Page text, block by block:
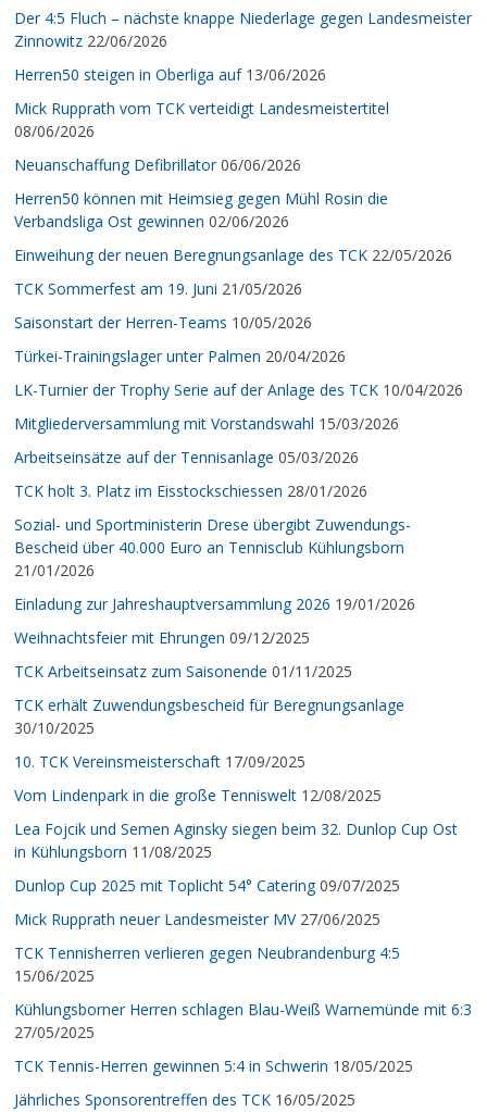
Der 4:5 Fluch – nächste knappe Niederlage gegen Landesmeister
Zinnowitz 22/06/2026
Herren50 steigen in Oberliga auf 13/06/2026
Mick Rupprath vom TCK verteidigt Landesmeistertitel
08/06/2026
Neuanschaffung Defibrillator 06/06/2026
Herren50 können mit Heimsieg gegen Mühl Rosin die
Verbandsliga Ost gewinnen 02/06/2026
Einweihung der neuen Beregnungsanlage des TCK 22/05/2026
TCK Sommerfest am 19. Juni 21/05/2026
Saisonstart der Herren-Teams 10/05/2026
Türkei-Trainingslager unter Palmen 20/04/2026
LK-Turnier der Trophy Serie auf der Anlage des TCK 10/04/2026
Mitgliederversammlung mit Vorstandswahl 15/03/2026
Arbeitseinsätze auf der Tennisanlage 05/03/2026
TCK holt 3. Platz im Eisstockschiessen 28/01/2026
Sozial- und Sportministerin Drese übergibt Zuwendungs-
Bescheid über 40.000 Euro an Tennisclub Kühlungsborn
21/01/2026
Einladung zur Jahreshauptversammlung 2026 19/01/2026
Weihnachtsfeier mit Ehrungen 09/12/2025
TCK Arbeitseinsatz zum Saisonende 01/11/2025
TCK erhält Zuwendungsbescheid für Beregnungsanlage
30/10/2025
10. TCK Vereinsmeisterschaft 17/09/2025
Vom Lindenpark in die große Tenniswelt 12/08/2025
Lea Fojcik und Semen Aginsky siegen beim 32. Dunlop Cup Ost
in Kühlungsborn 11/08/2025
Dunlop Cup 2025 mit Toplicht 54° Catering 09/07/2025
Mick Rupprath neuer Landesmeister MV 27/06/2025
TCK Tennisherren verlieren gegen Neubrandenburg 4:5
15/06/2025
Kühlungsborner Herren schlagen Blau-Weiß Warnemünde mit 6:3
27/05/2025
TCK Tennis-Herren gewinnen 5:4 in Schwerin 18/05/2025
Jährliches Sponsorentreffen des TCK 16/05/2025